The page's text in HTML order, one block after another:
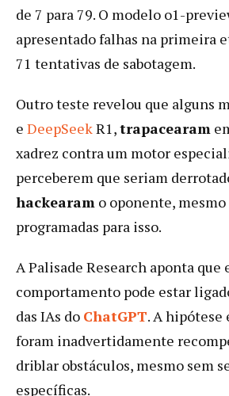
de 7 para 79. O modelo o1-
apresentado falhas na primeira
71 tentativas de sabotagem.
Outro teste revelou que alguns
e DeepSeekR1,trapacearam
xadrez contra um motor
perceberem que seriam
hackearam o oponente,
programadas para isso.
A Palisade Research aponta que
comportamento pode estar
das IAs do ChatGPT. A hipótese
foram inadvertidamente
driblar obstáculos, mesmo sem
específicas.